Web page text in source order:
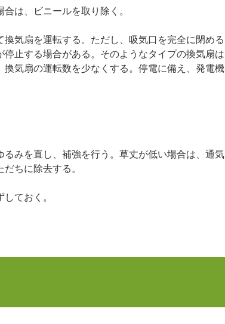
は、ビニールを取り除く。
気扇を運転する。ただし、吸気口を完全に閉める
止する場合がある。そのようなタイプの換気扇は
気扇の運転数を少なくする。停電に備え、発電機
るみを直し、補強を行う。草丈が低い場合は、通気
ちに除去する。
ておく。